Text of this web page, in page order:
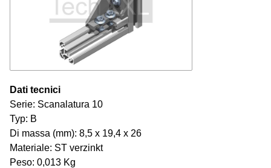
Dati tecnici
Serie: Scanalatura 10
Typ: B
Di massa (mm): 8,5 x 19,4 x 26
Materiale: ST verzinkt
Peso: 0,013 Kg